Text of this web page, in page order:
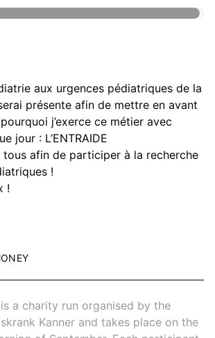
aux urgences pédiatriques de la
présente afin de mettre en avant
j’exerce ce métier avec
jour : L’ENTRAIDE
tous afin de participer à la recherche
!
!
is a charity run organised by the
Kanner and takes place on the